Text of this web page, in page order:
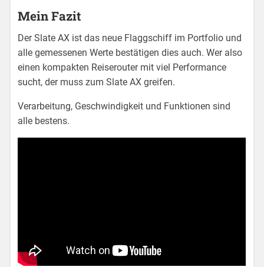
Mein Fazit
Der Slate AX ist das neue Flaggschiff im Portfolio und
alle gemessenen Werte bestätigen dies auch. Wer also
einen kompakten Reiserouter mit viel Performance
sucht, der muss zum Slate AX greifen.
Verarbeitung, Geschwindigkeit und Funktionen sind
alle bestens.